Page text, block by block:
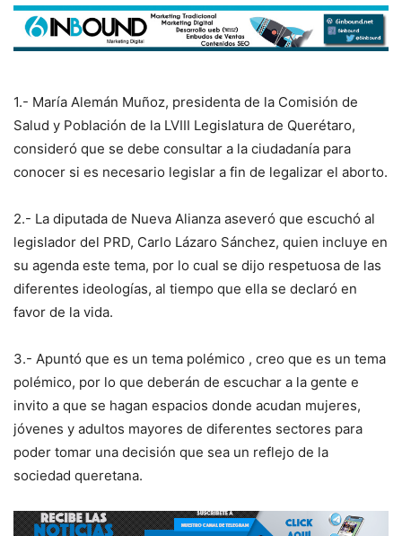
1.- María Alemán Muñoz, presidenta de la Comisión de
Salud y Población de la LVIII Legislatura de Querétaro,
consideró que se debe consultar a la ciudadanía para
conocer si es necesario legislar a fin de legalizar el aborto.
2.- La diputada de Nueva Alianza aseveró que escuchó al
legislador del PRD, Carlo Lázaro Sánchez, quien incluye en
su agenda este tema, por lo cual se dijo respetuosa de las
diferentes ideologías, al tiempo que ella se declaró en
favor de la vida.
3.- Apuntó que es un tema polémico , creo que es un tema
polémico, por lo que deberán de escuchar a la gente e
invito a que se hagan espacios donde acudan mujeres,
jóvenes y adultos mayores de diferentes sectores para
poder tomar una decisión que sea un reflejo de la
sociedad queretana.